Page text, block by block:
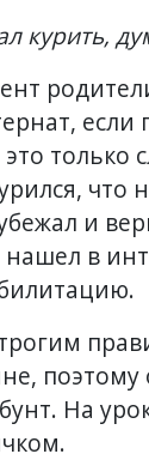
курить,
если
только
что
и
в
На